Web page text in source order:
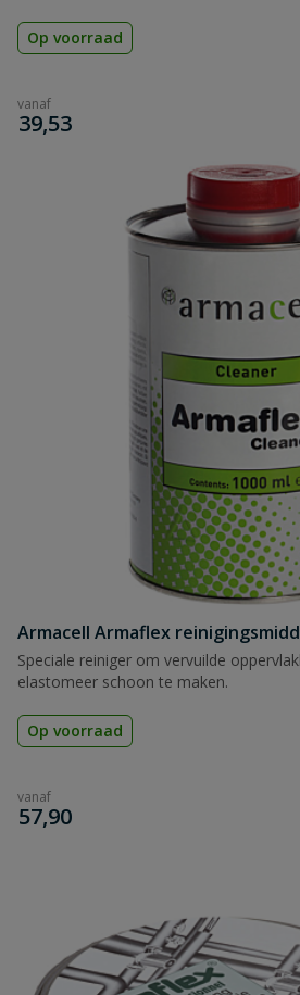
Op voorraad
vanaf
€
39,53
Armacell Armaflex
Speciale reiniger om vervuilde
elastomeer schoon te maken.
Op voorraad
vanaf
€
57,90